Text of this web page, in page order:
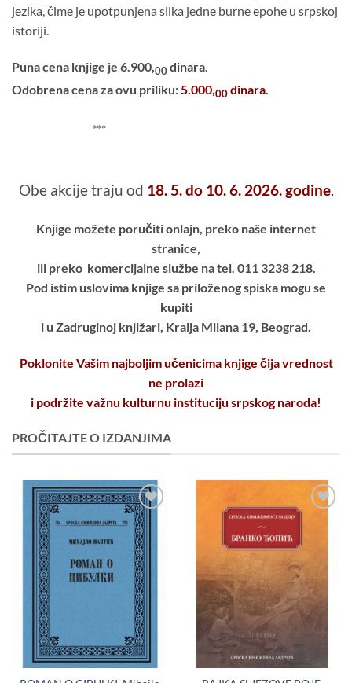
jezika, čime je upotpunjena slika jedne burne epohe u srpskoj
istoriji.
Puna cena knjige je 6.900,00dinara.
Odobrena cena za ovu priliku:5.000,00dinara.
***
Obe akcije traju od 18. 5. do 10. 6. 2026. godine.
Knjige možete poručiti onlajn, preko naše internet
stranice,
ili preko komercijalne službe na tel. 011 3238 218.
Pod istim uslovima knjige sa priloženog spiska mogu se
kupiti
i u Zadruginoj knjižari, Kralja Milana 19, Beograd.
Poklonite Vašim najboljim učenicima knjige čija vrednost
ne prolazi
i podržite važnu kulturnu instituciju srpskog naroda!
PROČITAJTE O IZDANJIMA
Dodaj
Listu
želja